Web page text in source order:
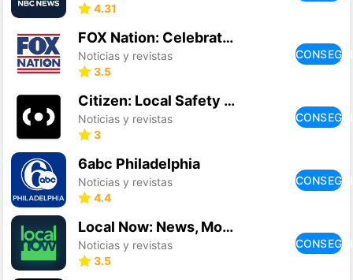
4.31
FOX Nation: Celebrate America
Noticias y revistas
3.5
Citizen: Local Safety Alerts
Noticias y revistas
3
6abc Philadelphia
Noticias y revistas
4.4
Local Now: News, Movies & TV
Noticias y revistas
3.5